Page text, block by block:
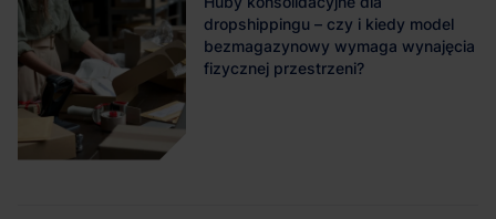
dropshippingu – czy i kiedy model
bezmagazynowy wymaga wynajęcia
fizycznej przestrzeni?